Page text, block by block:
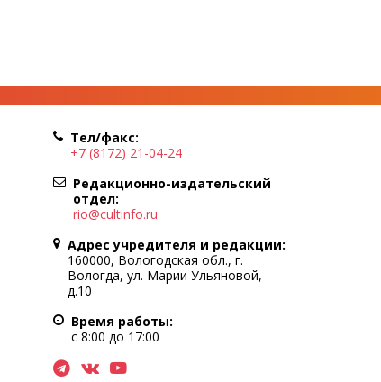
Тел/факс:
+7 (8172) 21-04-24
Редакционно-издательский
отдел:
rio@cultinfo.ru
Адрес учредителя и редакции:
160000, Вологодская обл., г.
Вологда, ул. Марии Ульяновой,
д.10
Время работы:
с 8:00 до 17:00